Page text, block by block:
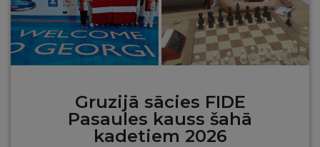
Gruzijā sācies FIDE
Pasaules kauss šahā
kadetiem 2026